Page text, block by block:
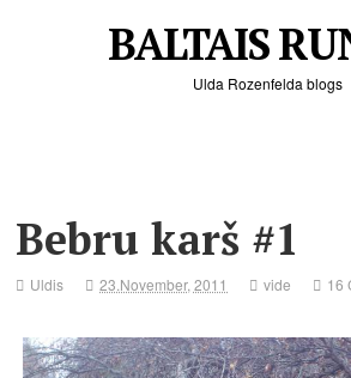
BALTAIS
Ulda Rozenfelda blogs
Bebru karš #1
Uldis 23.November, 2011 vide 16